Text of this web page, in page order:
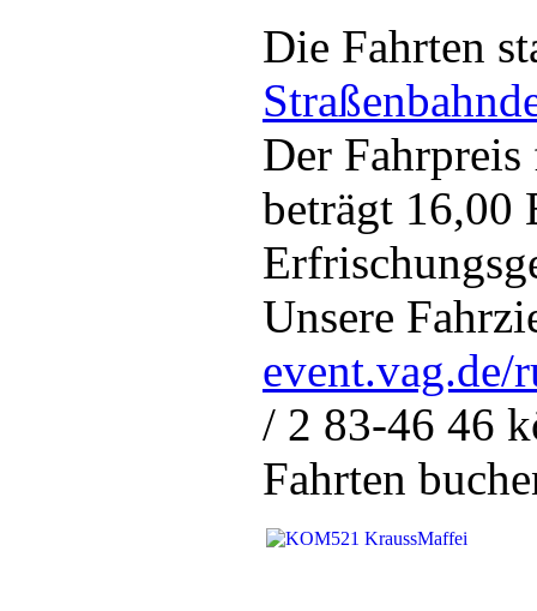
Die Fahrten
Der
beträgt 16,00
Unsere
event.vag.de/
/ 2 83-46 46
Fahrten